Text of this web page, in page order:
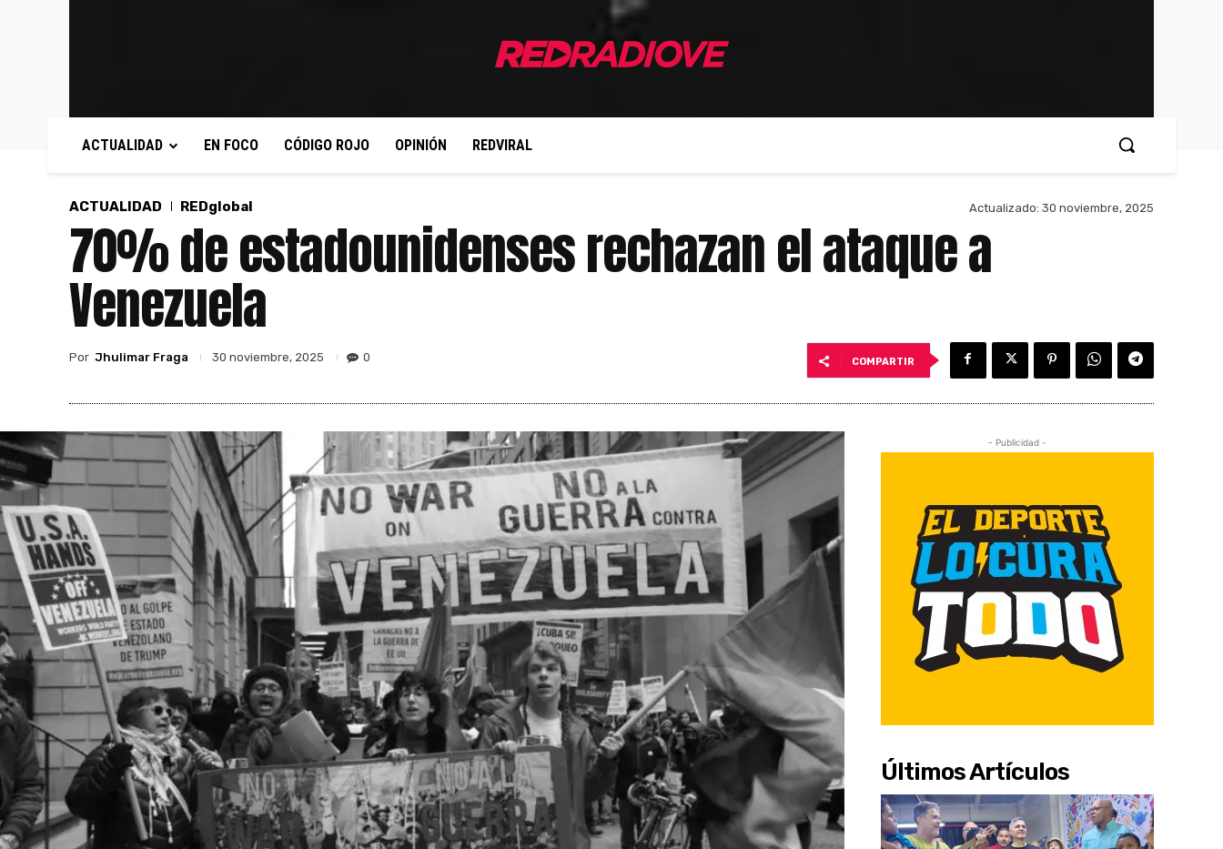
ACTUALIDAD EN FOCO CÓDIGO ROJO OPINIÓN REDVIRAL
ACTUALIDAD REDglobal Actualizado: 30 noviembre, 2025
70% de estadounidenses rechazan el ataque a
Venezuela
Por Jhulimar Fraga 30 noviembre, 2025 0 COMPARTIR
- Publicidad -
Últimos Artículos